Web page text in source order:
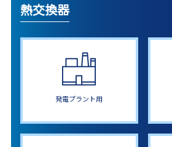
熱交換器
発電プラント用